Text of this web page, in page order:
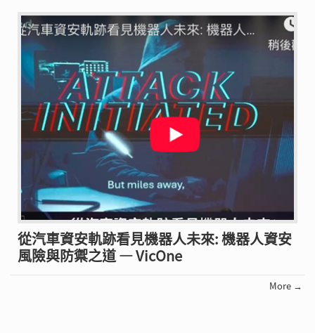
從汽車資安軌跡看見機器人未來: 機器人資安
風險與防禦之道 — VicOne
More →